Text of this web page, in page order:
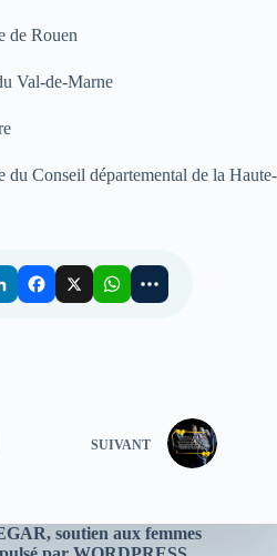
de Rouen
Val-de-Marne
Conseil départemental de la Haute-
SUIVANT
, soutien aux femmes